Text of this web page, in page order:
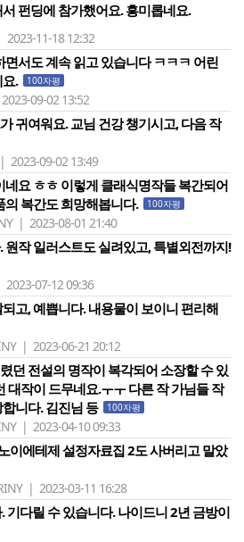
펀딩에 참가했어요. 흥미롭네요.
11-18 12:32
서도 계속 읽고 있습니다 ㅋㅋㅋ 어린
.
100자평
09-02 13:52
귀여워요. 교님 건강 챙기시고, 다음 작
2023-09-02 13:49
요 ㅎㅎ 이렇게 클래식명작들 복간되어
의 복간도 희망해봅니다.
100자평
| 2023-08-01 21:40
작 일러스트도 실려있고, 특별외전까지!
07-12 09:36
고, 예쁩니다. 내용물이 보이니 편리해
| 2023-06-21 20:12
던 전설의 명작이 복각되어 소장할 수 있
대작이 드무네요.ㅜㅜ 다른 작 가님들 작
니다. 김진님 등
100자평
| 2023-04-10 09:33
이에테제 설정자료집 2도 사버리고 말았
| 2023-03-11 16:28
기다릴 수 있습니다. 나이드니 2년 금방이